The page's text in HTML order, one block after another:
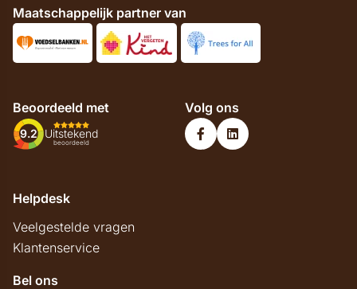
Maatschappelijk partner van
Beoordeeld met
9.2 Uitstekend
beoordeeld
Volg ons
Helpdesk
Veelgestelde vragen
Klantenservice
Bel ons